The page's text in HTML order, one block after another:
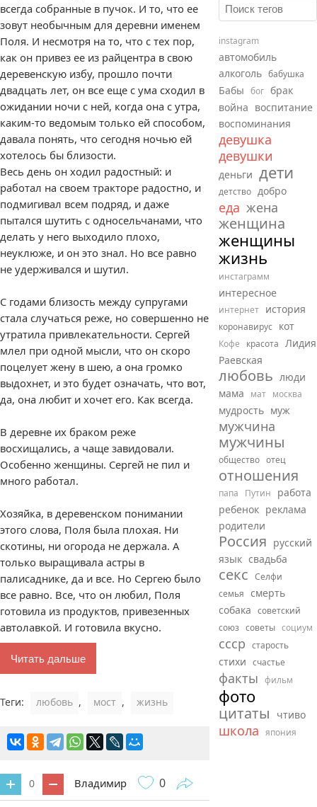
всегда собранные в пучок. И то, что ее
зовут необычным для деревни именем
Поля. И несмотря на то, что с тех пор,
как он привез ее из райцентра в свою
деревенскую избу, прошло почти
двадцать лет, он все еще с ума сходил в
ожидании ночи с ней, когда она с утра,
каким-то ведомым только ей способом,
давала понять, что сегодня ночью ей
хотелось бы близости.
Весь день он ходил радостный: и
работал на своем тракторе радостно, и
подмигивал всем подряд, и даже
пытался шутить с односельчанами, что
делать у него выходило плохо,
неуклюже, и он это знал. Но все равно
не удерживался и шутил.
С годами близость между супругами
стала случаться реже, но совершенно не
утратила привлекательности. Сергей
млел при одной мысли, что он скоро
поцелует жену в шею, а она громко
выдохнет, и это будет означать, что вот,
да, она любит и хочет его. Как всегда.
В деревне их браком реже
восхищались, а чаще завидовали.
Особенно женщины. Сергей не пил и
много работал.
Хозяйка, в деревенском понимании
этого слова, Поля была плохая. Ни
скотины, ни огорода не держала. А
только выращивала астры в
палисаднике, да и все. Но Сергею было
все равно. Все, что он любил, Поля
готовила из продуктов, привезенных
автолавкой. И готовила вкусно.
Читать дальше
Теги: любовь , мост , жизнь
0 Владимир
0
instagram
автомобиль
алкоголь бабушка
Бабы бог брак
война воспитание
воспоминания
девушка
девушки
деньги дети
детство добро
еда жена
женщина
женщины
жизнь
инстаграмм
интересное
интернет история
коронавирус кот
Кофе красота Лидия
Раевская
любовь люди
мама
мат москва
мудрость муж
мужчина
мужчины
общество отец
отношения
папа Путин
работа
ребенок реклама
родители
Россия русский
язык свадьба
секс Селфи
семья смерть
собака советский
союз советы социум
ссср старость
стихи счастье
факты фильм
фото
цитаты чтиво
школа япония